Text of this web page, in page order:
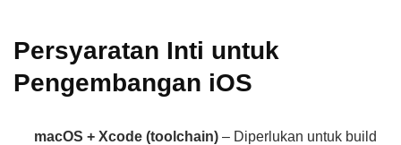
Persyaratan Inti untuk
Pengembangan iOS
macOS + Xcode (toolchain) – Diperlukan untuk build